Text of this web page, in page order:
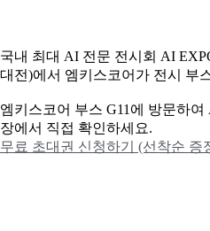
국내 최대 AI 전문 전시회 AI
대전)에서 엠키스코어가 전시 부
엠키스코어 부스 G11에 방문하여
장에서 직접 확인하세요.
무료 초대권 신청하기 (선착순 증